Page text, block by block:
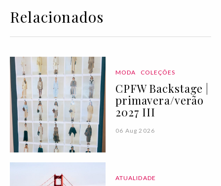
Relacionados
MODA COLEÇÕES
CPFW Backstage |
primavera/verão
2027 III
06 Aug 2026
ATUALIDADE